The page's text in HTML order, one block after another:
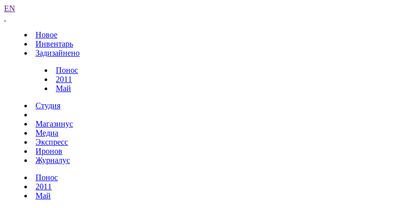
EN
Новое
Инвентарь
Задизайнено
Понос
2011
Май
Студия
Магазинус
Медиа
Экспресс
Иронов
Журналус
Понос
2011
Май